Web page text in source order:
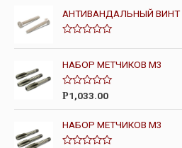
АНТИВАНДАЛЬНЫЙ ВИНТ
ц
е
н
к
0
и
5
НАБОР МЕТЧИКОВ М3
О
е
н
к
а
Р1,033.00
НАБОР МЕТЧИКОВ М3